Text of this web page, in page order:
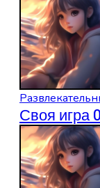
Своя игра